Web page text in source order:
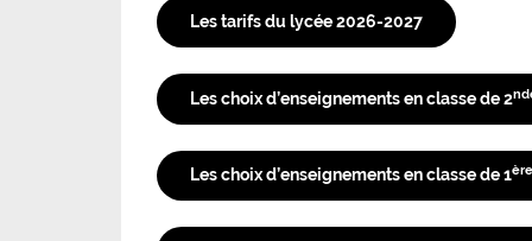
Les tarifs du lycée 2026-2027
Les choix d’enseignements en classe de 2
Les choix d’enseignements en classe de 1ère